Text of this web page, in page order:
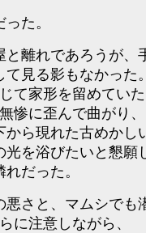
た。
と離れであろうが、
て見る影もなかった
て家形を留めていた
惨に歪んで曲がり、
から現れた古めかし
光を浴びたいと懇願
だった。
悪さと、マムシでも
に注意しながら、